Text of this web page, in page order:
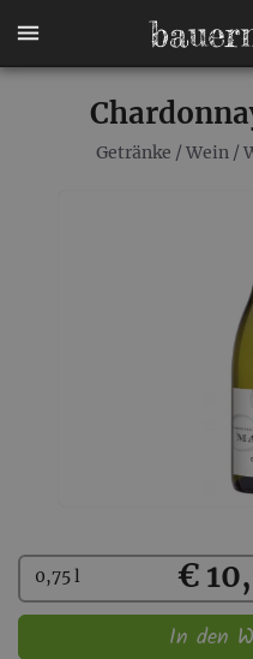
Getränke / Wein/
Kaufen
0,75 l €
In den